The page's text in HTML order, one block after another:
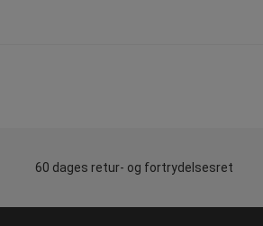
60 dages retur- og fortrydelsesret